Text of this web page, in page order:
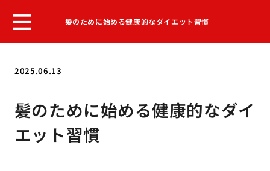
髪のために始める健康的なダイエット習慣
2025.06.13
髪のために始める健康的なダイ
エット習慣